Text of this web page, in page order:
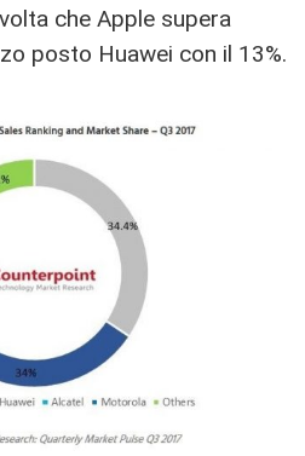
che Apple supera
posto Huawei con il 13%.